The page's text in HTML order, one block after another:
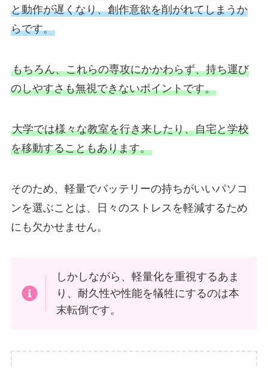
と動作が遅くなり、創作意欲を削がれてしまうか
らです。
もちろん、これらの専攻にかかわらず、持ち運び
のしやすさも無視できないポイントです。
大学では様々な教室を行き来したり、自宅と学校
を移動することもあります。
そのため、軽量でバッテリーの持ちがいいパソコ
ンを選ぶことは、日々のストレスを軽減するため
にも欠かせません。
しかしながら、軽量化を重視するあま
り、耐久性や性能を犠牲にするのは本
末転倒です。